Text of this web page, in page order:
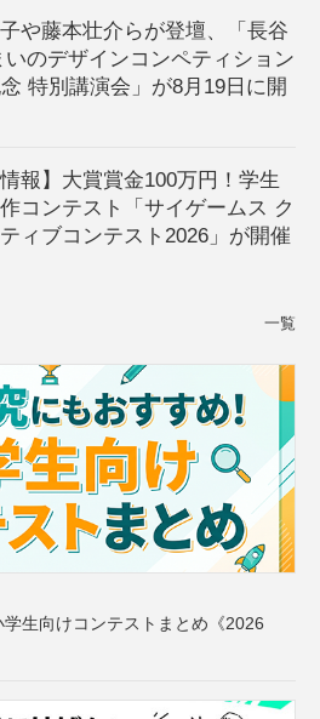
や藤本壮介らが登壇、「長谷
いのデザインコンペティション
特別講演会」が8月19日に開
情報】大賞賞金100万円！学生
コンテスト「サイゲームス ク
ィブコンテスト2026」が開催
一覧
生向けコンテストまとめ《2026